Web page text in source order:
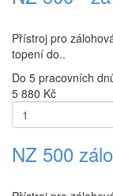
Přístroj pro
topení do..
Do 5 pracovních
5 880 Kč
NZ 500